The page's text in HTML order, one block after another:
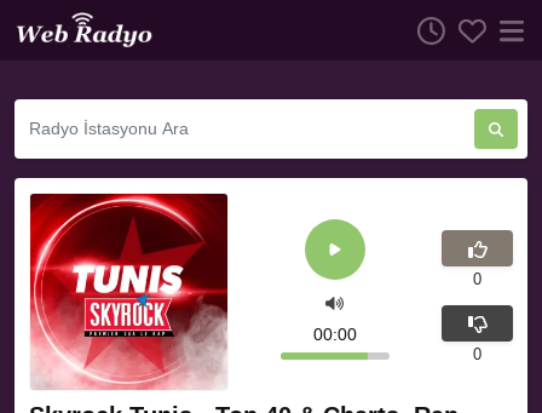
00:00
0
0